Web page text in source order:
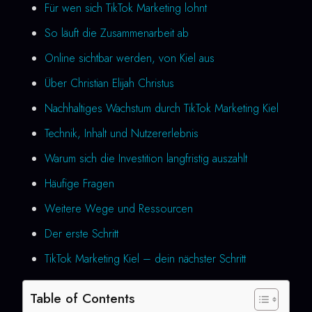
Für wen sich TikTok Marketing lohnt
So läuft die Zusammenarbeit ab
Online sichtbar werden, von Kiel aus
Über Christian Elijah Christus
Nachhaltiges Wachstum durch TikTok Marketing Kiel
Technik, Inhalt und Nutzererlebnis
Warum sich die Investition langfristig auszahlt
Häufige Fragen
Weitere Wege und Ressourcen
Der erste Schritt
TikTok Marketing Kiel – dein nächster Schritt
Table of Contents